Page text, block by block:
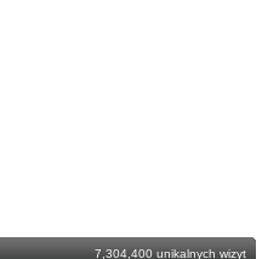
7,304,400 unikalnych wizyt